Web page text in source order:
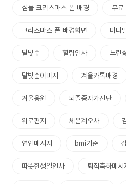
심플 크리스마스 폰 배경 무료
크리스마스 폰 배경화면 미니
달빛숲 힐링인사 느린
달빛숲이미지 겨울카톡배경
겨울응원 뇌졸중자가진단
위로편지 체온계오차
연인메시지 bmi기준
따뜻한생일인사 퇴직축하메시